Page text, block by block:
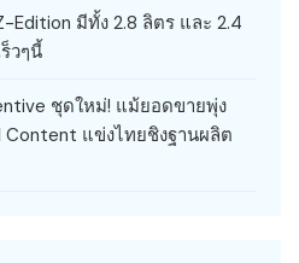
Edition มีทั้ง 2.8 ลิตร และ 2.4
วๆนี้
ชุดใหม่! แม้ยอดขายพุ่ง
Content แข่งไทยชิงฐานผลิต